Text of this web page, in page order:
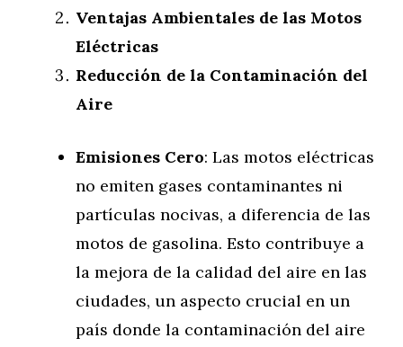
Ventajas Ambientales de las Motos
Eléctricas
Reducción de la Contaminación del
Aire
Emisiones Cero: Las motos eléctricas
no emiten gases contaminantes ni
partículas nocivas, a diferencia de las
motos de gasolina. Esto contribuye a
la mejora de la calidad del aire en las
ciudades, un aspecto crucial en un
país donde la contaminación del aire